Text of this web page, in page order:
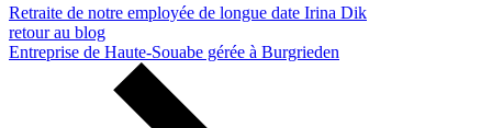
Retraite de notre employée de longue date Irina Dik
retour au blog
Entreprise de Haute-Souabe gérée à Burgrieden